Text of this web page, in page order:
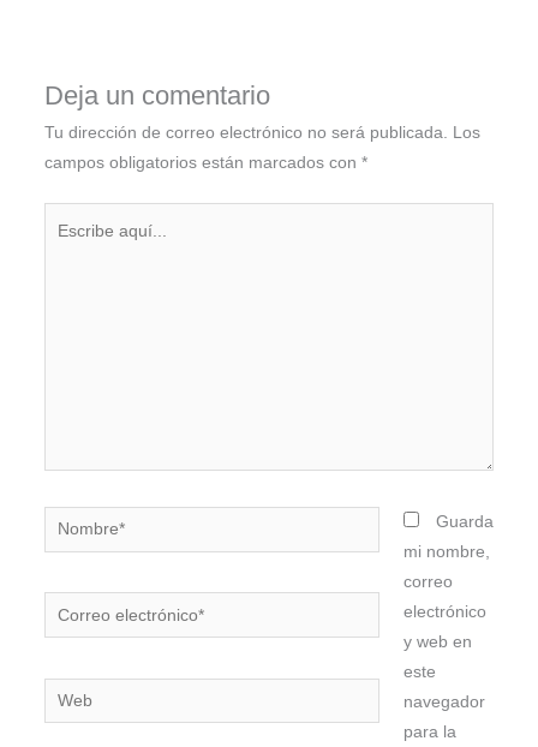
Deja un comentario
Tu dirección de correo electrónico no será publicada. Los
campos obligatorios están marcados con *
Nombre*
Correo
electrónico*
Web
Guarda
mi nombre,
correo
electrónico
y web en
este
navegador
para la